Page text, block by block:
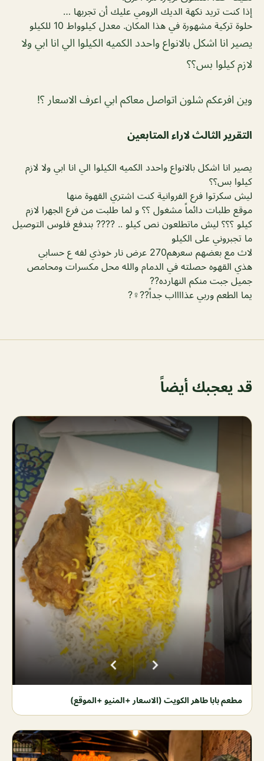
إذا كنت تريد نكهة الديك الرومي عليك أن تجربها …
حلوة تركية مشهورة في هذا المكان. معدل كيلوواط 10 للكيلو
يصير انا اشكل بالانواع واحدد الكميه الكيلوا الي انا ابي ولا
لازم كيلوا بس؟؟
وين افرعكم شلون اتواصل معاكم ابي اعرف الاسعار ؟!
التقرير الثالث لاراء المتابعين
يصير انا اشكل بالانواع واحدد الكميه الكيلوا الي انا ابي ولا لازم
كيلوا بس؟؟
ليش سكرتوا فرع الفروانية كنت اشتري القهوة منها
موقع طلبات دائماً مشغول ؟؟ و لما طلبت من فرع الجهرا لازم
كيلو ؟؟؟ ليش ماتطلعون نص كيلو .. ???? بندفع فلوس التوصيل
ما تجبروني على الكيلو
لاث مع بعضهم سعرهم270 عرض نار خوذي لفه ع حسابي
هذي القهوه حصلته في الدمام والله محل مكسرات ومحامص
جميل جبت منكم النهارده??
يما الطعم وربي عذااااب جداً??‍♀️?
قد يعجبك أيضاً
مطعم بابا طاهر الكويت (الاسعار +المنيو +الموقع)